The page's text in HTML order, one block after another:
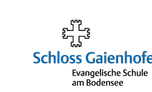
Werkzeugleiste öffnen
springen